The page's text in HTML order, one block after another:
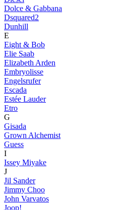
Dolce & Gabbana
Dsquared2
Dunhill
E
Eight & Bob
Elie Saab
Elizabeth Arden
Embryolisse
Engelsrufer
Escada
Estée Lauder
Etro
G
Gisada
Grown Alchemist
Guess
I
Issey Miyake
J
Jil Sander
Jimmy Choo
John Varvatos
Joop!